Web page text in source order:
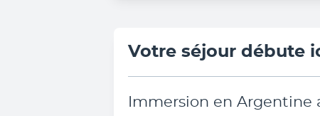
Votre séjour débute
Immersion en Argentine